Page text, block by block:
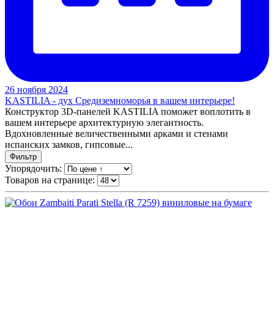
26 ноября 2024
KASTILIA - дух Средиземноморья в вашем интерьере!
Конструктор 3D-панелей KASTILIA поможет воплотить в
вашем интерьере архитектурную элегантность.
Вдохновленные величественными арками и стенами
испанских замков, гипсовые...
Фильтр
Упорядочить:
Товаров на странице: